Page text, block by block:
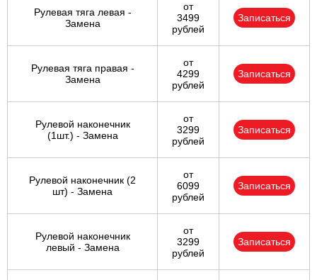
Рулевая тяга левая -
Замена
от
3499
рублей
Записаться
Рулевая тяга правая -
Замена
от
4299
рублей
Записаться
Рулевой наконечник
(1шт.) - Замена
от
3299
рублей
Записаться
Рулевой наконечник (2
шт) - Замена
от
6099
рублей
Записаться
Рулевой наконечник
левый - Замена
от
3299
рублей
Записаться